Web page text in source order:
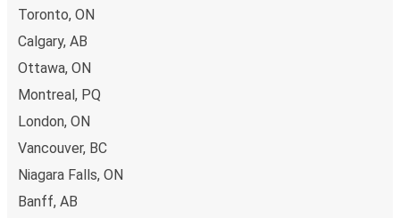
Toronto, ON
Calgary, AB
Ottawa, ON
Montreal, PQ
London, ON
Vancouver, BC
Niagara Falls, ON
Banff, AB